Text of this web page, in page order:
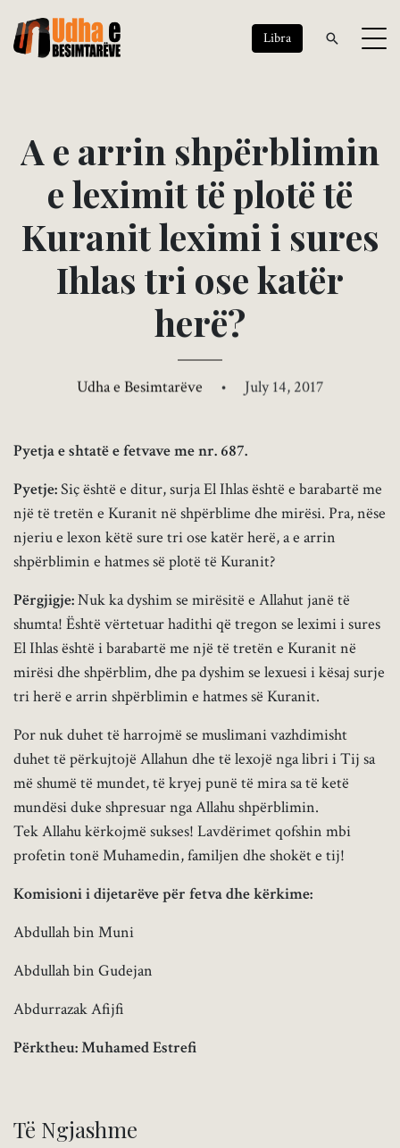
Libra
A e arrin shpërblimin
eleximittëplotëtë
Kuranitleximi i sures
Ihlas tri osekatër
herë?
Udha e Besimtarëve • July 14, 2017
Pyetja e shtatë e fetvave me nr. 687.
Pyetje:Siç është e ditur, surja El Ihlas është e barabartë me
një të tretën e Kuranit në shpërblime dhe mirësi. Pra, nëse
njeriu e lexon këtë sure tri ose katër herë, a e arrin
shpërblimin e hatmes së plotë të Kuranit?
Përgjigje:Nuk ka dyshim se mirësitë e Allahut janë të
shumta! Është vërtetuar hadithi që tregon se leximi i sures
El Ihlas është i barabartë me një të tretën e Kuranit në
mirësi dhe shpërblim, dhe pa dyshim se lexuesi i kësaj surje
tri herë e arrin shpërblimin e hatmes së Kuranit.
Por nuk duhet të harrojmë se muslimani vazhdimisht
duhet të përkujtojë Allahun dhe të lexojë nga libri i Tij sa
më shumë të mundet, të kryej punë të mira sa të ketë
mundësi duke shpresuar nga Allahu shpërblimin.
Tek Allahu kërkojmë sukses! Lavdërimet qofshin mbi
profetin tonë Muhamedin, familjen dhe shokët e tij!
Komisioni i dijetarëve për fetva dhe kërkime:
Abdullah bin Muni
Abdullah bin Gudejan
Abdurrazak Afijfi
Përktheu: Muhamed Estrefi
Të Ngjashme